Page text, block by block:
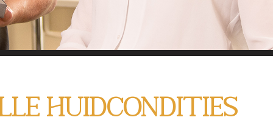
ALLE
MIJN HUIDCOACH
huidcondities